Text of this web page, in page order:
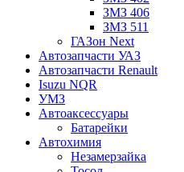
ЗМЗ 406
ЗМЗ 511
ГАЗон Next
Автозапчасти УАЗ
Автозапчасти Renault
Isuzu NQR
УМЗ
Автоаксессуары
Батарейки
Автохимия
Незамерзайка